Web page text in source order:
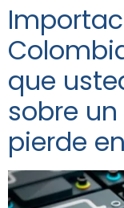
que
sobre
pierde